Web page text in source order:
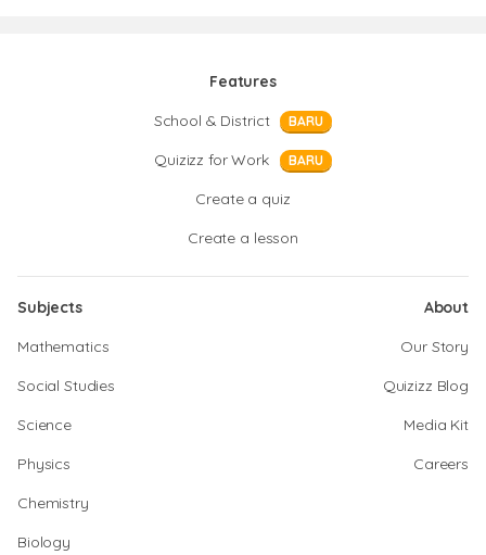
Features
School & District
BARU
Quizizz for Work BARU
Create a quiz
Create a lesson
Subjects
Mathematics
Social Studies
Science
Physics
Chemistry
Biology
About
Our Story
Quizizz Blog
Media Kit
Careers